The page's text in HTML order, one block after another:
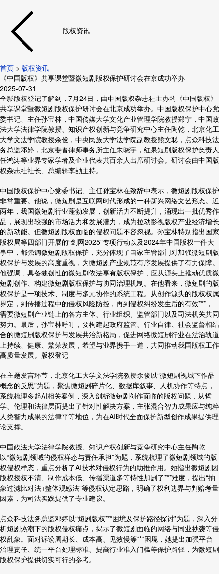
版权资讯
首页 > 版权资讯
《中国版权》共享课堂暨微短剧版权保护研讨会在京成功举办
2025-07-31
全影版权登记了解到，7月24日，由中国版权杂志社主办的《中国版权》
共享课堂暨微短剧版权保护研讨会在北京成功举办。中国版权保护中心党
委书记、主任孙宝林，中国传媒大学文化产业管理学院教授郑宁，中国政
法大学法律学院教授、知识产权创新与竞争研究中心主任陶乾，北京化工
大学文法学院教授余俊，中央民族大学法学院副教授熊文聪，点众科技法
务总监邓婷，北京斐普律师事务所主任朱晓宇，红果短剧版权保护负责人
任鸿涛等业界专家学者及企业代表共百余人出席研讨会。研讨会由中国版
权杂志社社长、总编辑李劼主持。
中国版权保护中心党委书记、主任孙宝林在致辞中表示，微短剧版权保护
非常重要。他说，微短剧是互联网时代形成的一种新兴网络文艺形态。近
两年，我国微短剧行业蓬勃发展，创新活力不断提升，涌现出一批优秀作
品，展现出较强的市场活力和发展潜力，成为拉动影视版权产业经济增长
的新动能。但微短剧版权面临的侵权问题不容忽视。孙宝林特别指出国家
版权局等四部门开展的“剑网2025”专项行动以及2024年中国版权十件大
事中，都强调微短剧版权保护，充分体现了国家主管部门对加强微短剧版
权保护与发展的高度重视，为微短剧产业规范有序发展提供了有力保障。
他强调，具备独创性的微短剧依法享有版权保护，应从源头上推动优质微
短剧创作、构建微短剧版权保护与协同治理机制。在他看来，微短剧的版
权保护是一项技术、制度与多元协作的系统工程。从创作源头的版权权属
界定，到传播过程中的侵权风险防控，再到侵权纠纷发生后的有效***，
需要微短剧产业链上的各方主体、行业组织、监管部门以及司法机关共同
努力。最后，孙宝林呼吁，要构建起政府监管、行业自律、社会监督相结
合的微短剧版权保护与发展共治新格局，促进网络微短剧行业在法治轨道
上持续、健康、繁荣发展，希望与业界携手一道，共同推动我国版权工作
高质量发展。 版权登记
在主题发言环节，北京化工大学文法学院教授余俊以“微短剧视域下作品
概念的反思”为题，聚焦微短剧碎片化、数据库叙事、人机协作等特点，
系统梳理多起AI相关案例，深入剖析微短剧创作面临的版权问题，从哲
学、伦理和法律层面提出了针对性解决方案，主张混合智力成果应与纯粹
人类智力成果的法律平等地位，为在AI时代全面保护新型创作成果提供理
论支撑。
中国政法大学法律学院教授、知识产权创新与竞争研究中心主任陶乾
以“微短剧领域的侵权样态与责任承担”为题，系统梳理了微短剧领域的版
权侵权样态，重点分析了AI技术对侵权行为的助推作用。她指出微短剧因
版权授权不清、制作成本低、传播渠道多等特性加剧了***难度，提出“抽
象过滤比对法+整体观感法”等侵权认定思路，明确了权利边界与判赔考量
因素，为司法实践提供了专业建议。
点众科技法务总监邓婷以“短剧版权***困境及保护路径探讨”为题，深入分
析短剧热潮下的版权侵权痛点，揭示了微短剧面临的网络与同业抄袭等侵
权乱象。面对诉讼周期长、成本高、见效慢等***困境，她提出加强平台
治理责任、统一平台处理标准、提高行业准入门槛等保护路径，为微短剧
版权保护提供切实可行的参考。